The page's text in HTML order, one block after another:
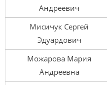
Андреевич
Мисичук Сергей
Эдуардович
Можарова Мария
Андреевна